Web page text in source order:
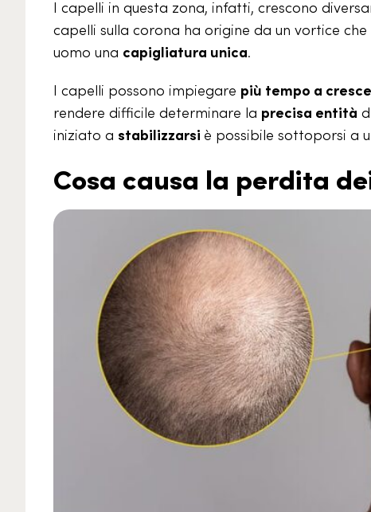
I capelli in questa zona, infatti, crescono
capelli sulla corona ha origine da un vortice
uomo una capigliatura unica.
I capelli possono impiegare più tempo a
rendere difficile determinare la precisa entità
iniziato a stabilizzarsi è possibile sottoporsi a
Cosa causa la perdita